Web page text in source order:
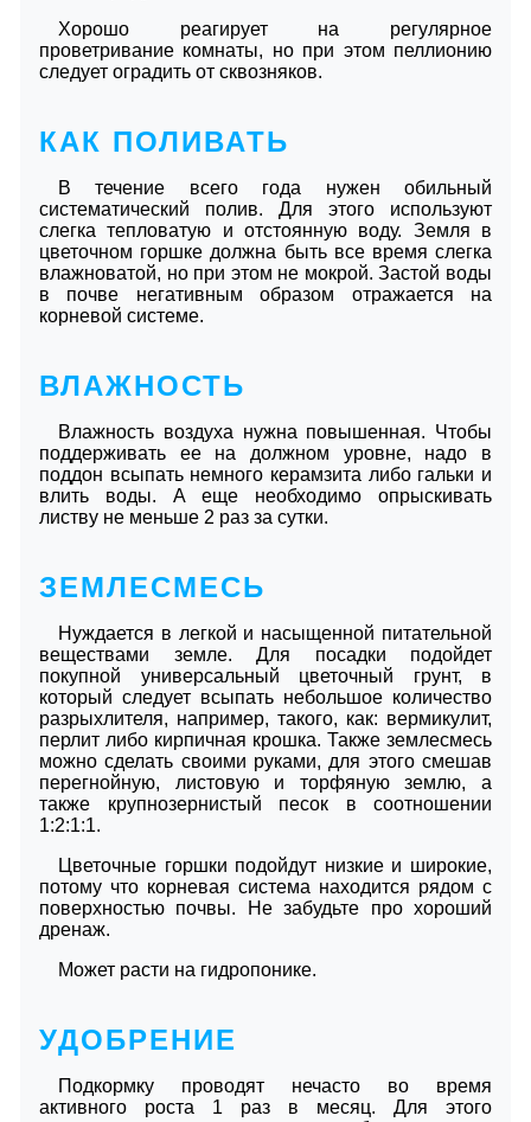
Хорошо реагирует на регулярное
проветривание комнаты, но при этом пеллионию
следует оградить от сквозняков.
КАК ПОЛИВАТЬ
В течение всего года нужен обильный
систематический полив. Для этого используют
слегка тепловатую и отстоянную воду. Земля в
цветочном горшке должна быть все время слегка
влажноватой, но при этом не мокрой. Застой воды
в почве негативным образом отражается на
корневой системе.
ВЛАЖНОСТЬ
Влажность воздуха нужна повышенная. Чтобы
поддерживать ее на должном уровне, надо в
поддон всыпать немного керамзита либо гальки и
влить воды. А еще необходимо опрыскивать
листву не меньше 2 раз за сутки.
ЗЕМЛЕСМЕСЬ
Нуждается в легкой и насыщенной питательной
веществами земле. Для посадки подойдет
покупной универсальный цветочный грунт, в
который следует всыпать небольшое количество
разрыхлителя, например, такого, как: вермикулит,
перлит либо кирпичная крошка. Также землесмесь
можно сделать своими руками, для этого смешав
перегнойную, листовую и торфяную землю, а
также крупнозернистый песок в соотношении
1:2:1:1.
Цветочные горшки подойдут низкие и широкие,
потому что корневая система находится рядом с
поверхностью почвы. Не забудьте про хороший
дренаж.
Может расти на гидропонике.
УДОБРЕНИЕ
Подкормку проводят нечасто во время
активного роста 1 раз в месяц. Для этого